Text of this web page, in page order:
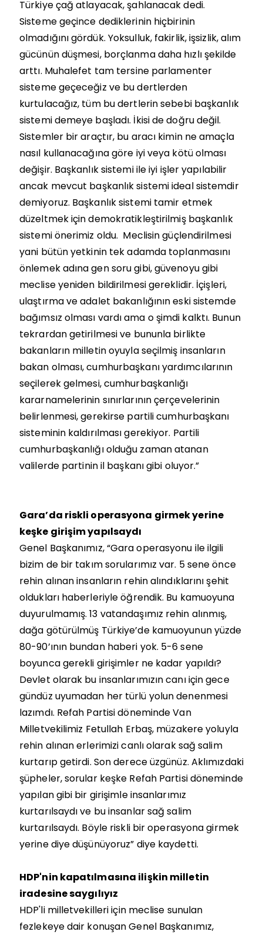
Türkiye çağ atlayacak, şahlanacak dedi.
Sisteme geçince dediklerinin hiçbirinin
olmadığını gördük. Yoksulluk, fakirlik, işsizlik, alım
gücünün düşmesi, borçlanma daha hızlı şekilde
arttı. Muhalefet tam tersine parlamenter
sisteme geçeceğiz ve bu dertlerden
kurtulacağız, tüm bu dertlerin sebebi başkanlık
sistemi demeye başladı. İkisi de doğru değil.
Sistemler bir araçtır, bu aracı kimin ne amaçla
nasıl kullanacağına göre iyi veya kötü olması
değişir. Başkanlık sistemi ile iyi işler yapılabilir
ancak mevcut başkanlık sistemi ideal sistemdir
demiyoruz. Başkanlık sistemi tamir etmek
düzeltmek için demokratikleştirilmiş başkanlık
sistemi önerimiz oldu. Meclisin güçlendirilmesi
yani bütün yetkinin tek adamda toplanmasını
önlemek adına gen soru gibi, güvenoyu gibi
meclise yeniden bildirilmesi gereklidir. İçişleri,
ulaştırma ve adalet bakanlığının eski sistemde
bağımsız olması vardı ama o şimdi kalktı. Bunun
tekrardan getirilmesi ve bununla birlikte
bakanların milletin oyuyla seçilmiş insanların
bakan olması, cumhurbaşkanı yardımcılarının
seçilerek gelmesi, cumhurbaşkanlığı
kararnamelerinin sınırlarının çerçevelerinin
belirlenmesi, gerekirse partili cumhurbaşkanı
sisteminin kaldırılması gerekiyor. Partili
cumhurbaşkanlığı olduğu zaman atanan
valilerde partinin il başkanı gibi oluyor.”
Gara’da riskli operasyona girmek yerine
keşke girişim yapılsaydı
Genel Başkanımız, “Gara operasyonu ile ilgili
bizim de bir takım sorularımız var. 5 sene önce
rehin alınan insanların rehin alındıklarını şehit
oldukları haberleriyle öğrendik. Bu kamuoyuna
duyurulmamış. 13 vatandaşımız rehin alınmış,
dağa götürülmüş Türkiye’de kamuoyunun yüzde
80-90’ının bundan haberi yok. 5-6 sene
boyunca gerekli girişimler ne kadar yapıldı?
Devlet olarak bu insanlarımızın canı için gece
gündüz uyumadan her türlü yolun denenmesi
lazımdı. Refah Partisi döneminde Van
Milletvekilimiz Fetullah Erbaş, müzakere yoluyla
rehin alınan erlerimizi canlı olarak sağ salim
kurtarıp getirdi. Son derece üzgünüz. Aklımızdaki
şüpheler, sorular keşke Refah Partisi döneminde
yapılan gibi bir girişimle insanlarımız
kurtarılsaydı ve bu insanlar sağ salim
kurtarılsaydı. Böyle riskli bir operasyona girmek
yerine diye düşünüyoruz” diye kaydetti.
HDP'nin kapatılmasına ilişkin milletin
iradesine saygılıyız
HDP'li milletvekilleri için meclise sunulan
fezlekeye dair konuşan Genel Başkanımız,